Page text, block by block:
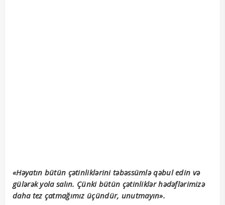
«Həyatın bütün çətinliklərini təbəssümlə qəbul edin və
gülərək yola salın. Çünki bütün çətinliklər hədəflərimizə
daha tez çatmağımız üçündür, unutmayın».